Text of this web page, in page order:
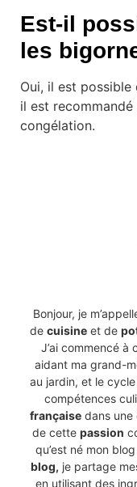
Est-il
les
Oui, il est
il est
congélation.
Bonjour, je
de cuisineet de
J’ai commencé à
aidant ma grand-
au jardin, et le cycle
compétences
françaisedans une
de cette passion
qu’est né mon
blog, je partage
en utilisant des